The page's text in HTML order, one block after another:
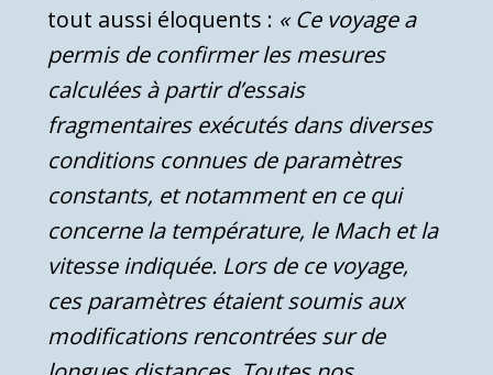
tout aussi éloquents : « Ce voyage a
permis de confirmer les mesures
calculées à partir d’essais
fragmentaires exécutés dans diverses
conditions connues de paramètres
constants, et notamment en ce qui
concerne la température, le Mach et la
vitesse indiquée. Lors de ce voyage,
ces paramètres étaient soumis aux
modifications rencontrées sur de